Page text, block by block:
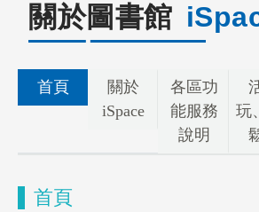
關於圖書館
首頁
關於
iSpace
各區功
能服務
說明
玩
首頁